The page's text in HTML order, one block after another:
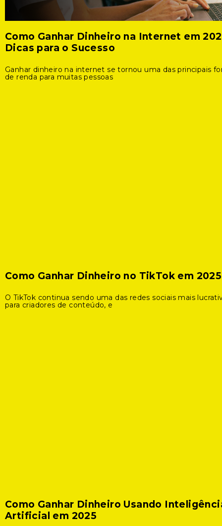
Como Ganhar Dinheiro na Internet em
Dicas para o Sucesso
Ganhar dinheiro na internet se tornou uma das principais
de renda para muitas pessoas
Como Ganhar Dinheiro no TikTok em 2025
O TikTok continua sendo uma das redes sociais mais
para criadores de conteúdo, e
Como Ganhar Dinheiro Usando
Artificial em 2025